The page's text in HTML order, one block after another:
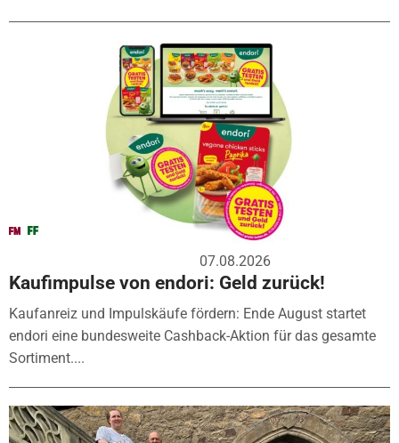
07.08.2026
Kaufimpulse von endori: Geld zurück!
Kaufanreiz und Impulskäufe fördern: Ende August startet
endori eine bundesweite Cashback-Aktion für das gesamte
Sortiment....